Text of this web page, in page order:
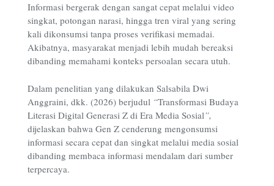
Informasi bergerak dengan sangat cepat melalui video
singkat, potongan narasi, hingga tren viral yang sering
kali dikonsumsi tanpa proses verifikasi memadai.
Akibatnya, masyarakat menjadi lebih mudah bereaksi
dibanding memahami konteks persoalan secara utuh.
Dalam penelitian yang dilakukan Salsabila Dwi
Anggraini, dkk. (2026) berjudul “Transformasi Budaya
Literasi Digital Generasi Z di Era Media Sosial”,
dijelaskan bahwa Gen Z cenderung mengonsumsi
informasi secara cepat dan singkat melalui media sosial
dibanding membaca informasi mendalam dari sumber
terpercaya.